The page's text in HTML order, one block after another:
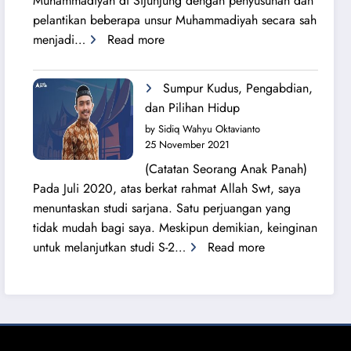
pelantikan beberapa unsur Muhammadiyah secara sah
menjadi…
Read more:
Bersinar
Kembali
di
Sijunjung
Sumpur Kudus, Pengabdian,
dan Pilihan Hidup
by Sidiq Wahyu Oktavianto
25 November 2021
(Catatan Seorang Anak Panah)
Pada Juli 2020, atas berkat rahmat Allah Swt, saya
menuntaskan studi sarjana. Satu perjuangan yang
tidak mudah bagi saya. Meskipun demikian, keinginan
untuk melanjutkan studi S-2…
Read more:
dan